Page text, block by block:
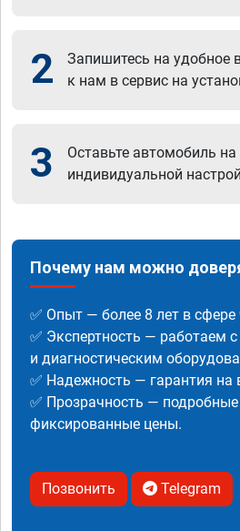
2
Запишитесь на удобное
к нам в сервис на
3
Оставьте автомобиль
индивидуальной
Почему нам можно
✅ Опыт — более 8 лет в сфере
✅ Экспертность — работаем
и диагностическим
✅ Надежность — гарантия на
✅ Прозрачность — подробные
фиксированные цены.
Позвонить Telegram